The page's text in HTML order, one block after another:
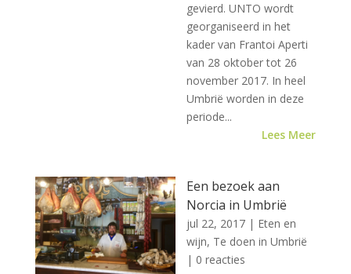
gevierd. UNTO wordt
georganiseerd in het
kader van Frantoi Aperti
van 28 oktober tot 26
november 2017. In heel
Umbrië worden in deze
periode...
Lees Meer
Een bezoek aan
Norcia in Umbrië
jul 22, 2017 | Eten en
wijn, Te doen in Umbrië
| 0 reacties